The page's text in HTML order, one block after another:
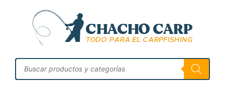
contenido
Búsqueda
de
productos